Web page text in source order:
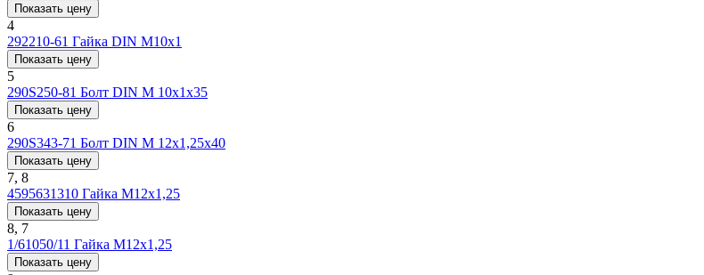
Показать цену
4
292210-61 Гайка DIN М10х1
Показать цену
5
290S250-81 Болт DIN М 10x1x35
Показать цену
6
290S343-71 Болт DIN М 12x1,25x40
Показать цену
7, 8
4595631310 Гайка М12х1,25
Показать цену
8, 7
1/61050/11 Гайка М12х1,25
Показать цену